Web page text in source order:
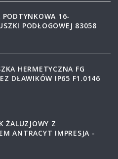
PODTYNKOWA 16-
PODŁOGOWEJ 83058
HERMETYCZNA FG
DŁAWIKÓW IP65 F1.0146
ŻALUZJOWY Z
ANTRACYT IMPRESJA -